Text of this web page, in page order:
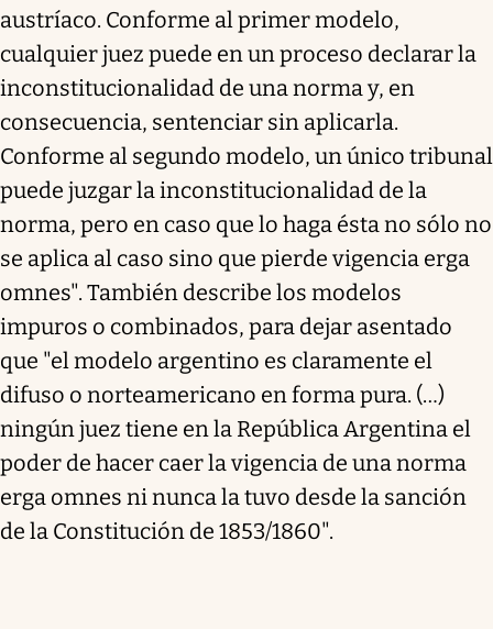
austríaco. Conforme al primer modelo,
cualquier juez puede en un proceso declarar la
inconstitucionalidad de una norma y, en
consecuencia, sentenciar sin aplicarla.
Conforme al segundo modelo, un único tribunal
puede juzgar la inconstitucionalidad de la
norma, pero en caso que lo haga ésta no sólo no
se aplica al caso sino que pierde vigencia erga
omnes". También describe los modelos
impuros o combinados, para dejar asentado
que "el modelo argentino es claramente el
difuso o norteamericano en forma pura. (…)
ningún juez tiene en la República Argentina el
poder de hacer caer la vigencia de una norma
erga omnes ni nunca la tuvo desde la sanción
de la Constitución de 1853/1860".